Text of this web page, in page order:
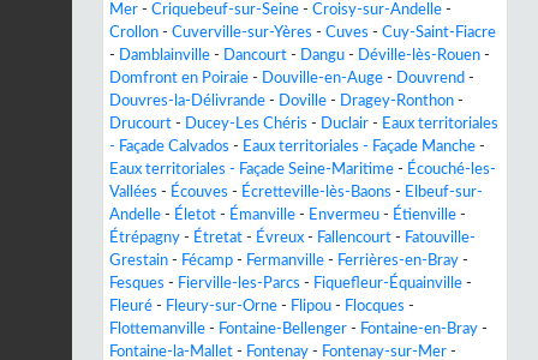
Mer - Criquebeuf-sur-Seine - Croisy-sur-Andelle -
Crollon - Cuverville-sur-Yères - Cuves - Cuy-Saint-Fiacre
-
Damblainville - Dancourt - Dangu - Déville-lès-Rouen -
Domfront en Poiraie - Douville-en-Auge - Douvrend -
Douvres-la-Délivrande - Doville - Dragey-Ronthon -
Drucourt - Ducey-Les Chéris - Duclair - Eaux territoriales
- Façade Calvados - Eaux territoriales - Façade Manche -
Eaux territoriales - Façade Seine-Maritime - Écouché-les-
Vallées - Écouves - Écretteville-lès-Baons - Elbeuf-sur-
Andelle - Életot - Émanville - Envermeu - Étienville -
Étrépagny - Étretat - Évreux - Fallencourt - Fatouville-
Grestain - Fécamp - Fermanville - Ferrières-en-Bray -
Fesques - Fierville-les-Parcs - Fiquefleur-Équainville -
Fleuré - Fleury-sur-Orne - Flipou - Flocques -
Flottemanville - Fontaine-Bellenger - Fontaine-en-Bray -
Fontaine-la-Mallet - Fontenay - Fontenay-sur-Mer -